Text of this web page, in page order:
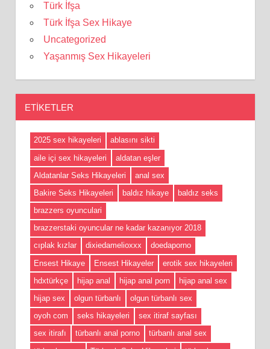
Türk İfşa
Türk İfşa Sex Hikaye
Uncategorized
Yaşanmış Sex Hikayeleri
ETIKETLER
2025 sex hikayeleri
ablasını sikti
aile içi sex hikayeleri
aldatan eşler
Aldatanlar Seks Hikayeleri
anal sex
Bakire Seks Hikayeleri
baldız hikaye
baldız seks
brazzers oyunculari
brazzerstaki oyuncular ne kadar kazanıyor 2018
cıplak kızlar
dixiedamelioxxx
doedaporno
Ensest Hikaye
Ensest Hikayeler
erotik sex hikayeleri
hdxtürkçe
hijap anal hijap anal porn
hijap anal sex
hijap sex
olgun türbanlı
olgun türbanlı sex
oyoh com
seks hikayeleri
sex itiraf sayfası
sex itirafı
türbanlı anal porno
türbanlı anal sex